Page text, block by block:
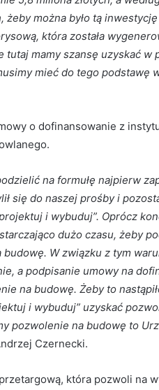
można było tą
która została
mamy szansę uzyskać w
mieć do tego podstawę
o dofinansowanie z
na formułę najpierw
się do naszej prośby i
i wybuduj”. Oprócz
dużo czasu, żeby
W związku z tym
a podpisanie umowy na
na budowę. Żeby to
i wybuduj” uzyskać
pozwolenie na budowę to
Czernecki.
która pozwoli na